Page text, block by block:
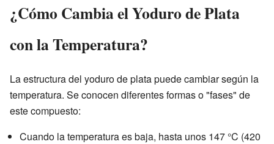
¿Cómo Cambia el Yoduro de Plata
con la Temperatura?
La estructura del yoduro de plata puede cambiar según la
temperatura. Se conocen diferentes formas o "fases" de
este compuesto:
Cuando la temperatura es baja, hasta unos 147 °C (420